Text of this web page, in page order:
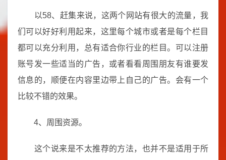
以58、赶集来说，这两个网站有很大的流量，我
们可以好好利用起来，这里每个城市或者是每个栏目
都可以充分利用，总有适合你行业的栏目。可以注册
账号发一些适当的广告，或者看看周围朋友有谁要发
信息的，顺便在内容里边带上自己的广告。会有一个
比较不错的效果。
4、周围资源。
这个说来是不太推荐的方法，也并不是适用于所